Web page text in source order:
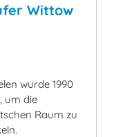
Wittow
wurde 1990
um die
Raum zu